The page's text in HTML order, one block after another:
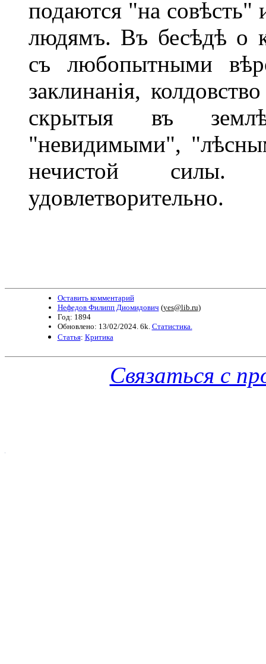
подаются "на
людямъ. Въ бесѣдѣ о
съ любопытными
заклинанія,
скрытыя въ
"невидимыми",
нечистой силы.
удовлетворительно.
Оставить комментарий
Нефедов Филипп Диомидович (yes@lib.ru)
Год: 1894
Обновлено: 13/02/2024. 6k. Статистика.
Статья: Критика
Связаться с